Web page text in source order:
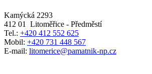
Kamýcká 2293
412 01
Litoměřice - Předměstí
Tel.: +420 412 552 625
Mobil: +420 731 448 567
E-mail: litomerice@pamatnik-np.cz